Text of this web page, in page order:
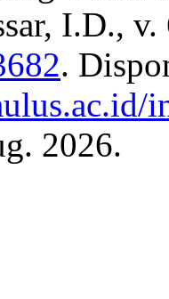
I.D.,
.
2026.